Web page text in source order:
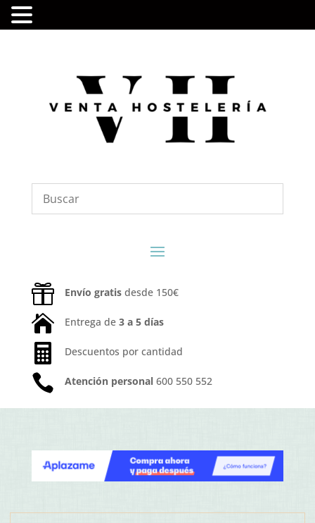
 Envío gratisdesde 150€
 Entrega de 3 a 5 días
 Descuentos por cantidad
 Atención personal600 550 552